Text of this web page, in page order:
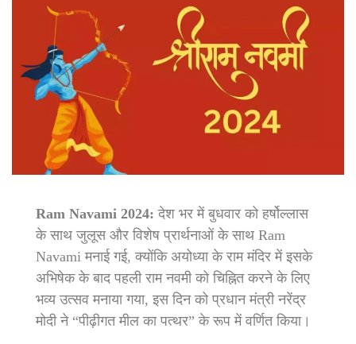
Ram Navami 2024: देश भर में बुधवार को हर्षोल्लास
के साथ जुलूस और विशेष प्रार्थनाओं के साथ Ram
Navami मनाई गई, क्योंकि अयोध्या के राम मंदिर में इसके
अभिषेक के बाद पहली राम नवमी को चिह्नित करने के लिए
भव्य उत्सव मनाया गया, इस दिन को प्रधान मंत्री नरेंद्र
मोदी ने “पीढ़ीगत मील का पत्थर” के रूप में वर्णित किया।